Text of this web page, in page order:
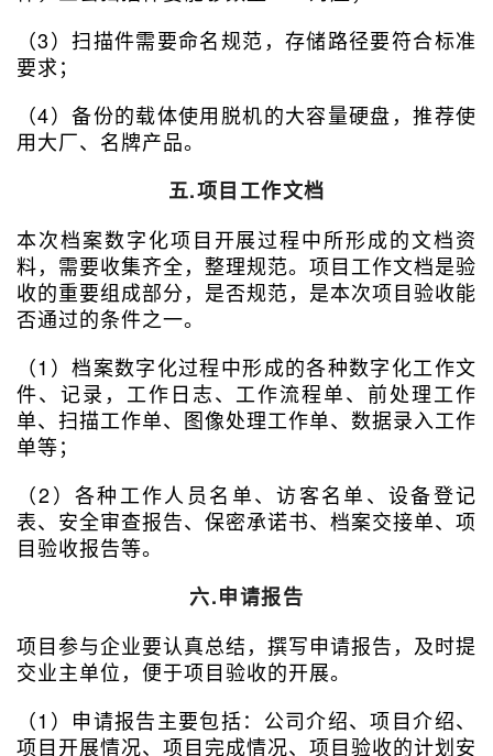
（3）扫描件需要命名规范，存储路径要符合标准
要求；
（4）备份的载体使用脱机的大容量硬盘，推荐使
用大厂、名牌产品。
五.项目工作文档
本次档案数字化项目开展过程中所形成的文档资
料，需要收集齐全，整理规范。项目工作文档是验
收的重要组成部分，是否规范，是本次项目验收能
否通过的条件之一。
（1）档案数字化过程中形成的各种数字化工作文
件、记录，工作日志、工作流程单、前处理工作
单、扫描工作单、图像处理工作单、数据录入工作
单等；
（2）各种工作人员名单、访客名单、设备登记
表、安全审查报告、保密承诺书、档案交接单、项
目验收报告等。
六.申请报告
项目参与企业要认真总结，撰写申请报告，及时提
交业主单位，便于项目验收的开展。
（1）申请报告主要包括：公司介绍、项目介绍、
项目开展情况、项目完成情况、项目验收的计划安